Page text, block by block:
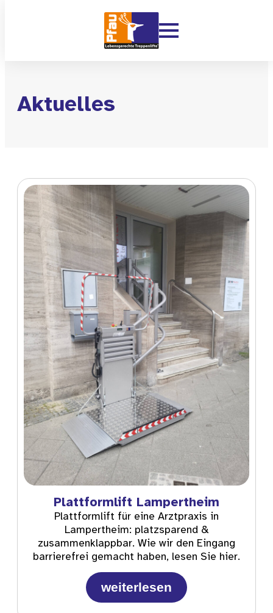
Aktuelles
Plattformlift Lampertheim
Plattformlift für eine Arztpraxis in
Lampertheim: platzsparend &
zusammenklappbar. Wie wir den Eingang
barrierefrei gemacht haben, lesen Sie hier.
weiterlesen